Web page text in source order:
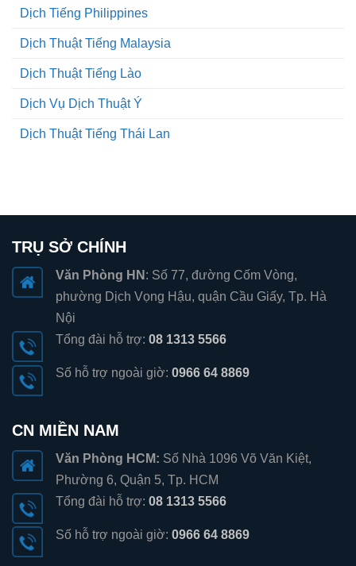
Dịch Tiếng Philippines
Dịch Thuật Tiếng Malaysia
Dịch Thuật Tiếng Lào
Dịch Vụ Dịch Thuật Ý
Dịch Thuật Tiếng Thái Lan
TRỤ SỞ CHÍNH
Văn Phòng HN : Số 77, đường Cốm Vòng,
phường Dịch Vọng Hậu, quận Cầu Giấy, Tp. Hà
Nội
Tổng đài hỗ trợ: 08 1313 5566
Số hỗ trợ ngoài giờ: 0966 64 8869
CN MIỀN NAM
Văn Phòng HCM: Số Nhà 1096 Võ Văn Kiệt,
Phường 6, Quận 5, Tp. HCM
Tổng đài hỗ trợ: 08 1313 5566
Số hỗ trợ ngoài giờ: 0966 64 8869